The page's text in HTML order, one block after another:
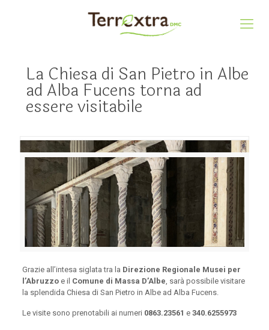
La Chiesa di San Pietro in Albe
ad Alba Fucens torna ad
essere visitabile
Grazie all’intesa siglata tra la Direzione Regionale Musei per
l’Abruzzo e il Comune di Massa D’Albe, sarà possibile visitare
la splendida Chiesa di San Pietro in Albe ad Alba Fucens.
Le visite sono prenotabili ai numeri 0863.23561 e340.6255973